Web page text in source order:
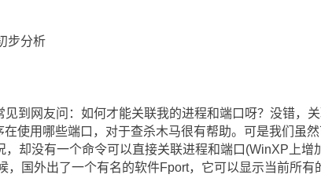
步分析
到网友问：如何才能关联我的进程和端口呀？没错，
使用哪些端口，对于查杀木马很有帮助。可是我们虽
，却没有一个命令可以直接关联进程和端口(WinXP上增
，国外出了一个有名的软件Fport，它可以显示当前所